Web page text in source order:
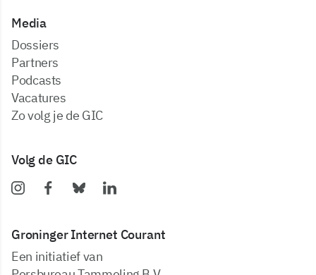
Media
dossiers
partners
podcasts
vacatures
zo volg je de GIC
Volg de GIC
Groninger Internet Courant
Een initiatief van